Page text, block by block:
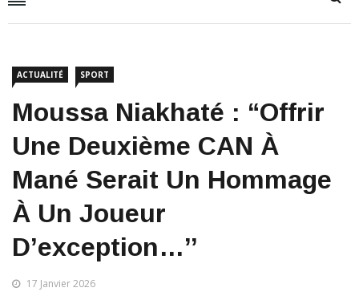
ACTUALITÉ SPORT
Moussa Niakhaté : “offrir
Une Deuxième CAN À
Mané Serait Un Hommage
À Un Joueur
D’exception…’’
17 Janvier 2026